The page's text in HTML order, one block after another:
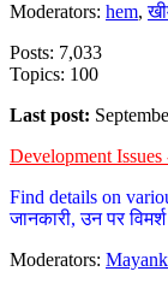
Moderators: hem,
Posts: 7,033
Topics: 100
Last post:
Development
Find details on
जानकारी, उन पर
Moderators: